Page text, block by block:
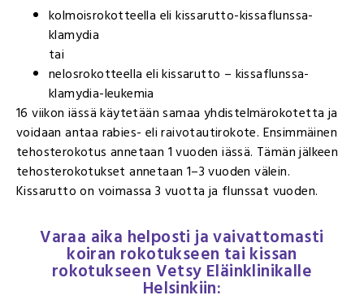
kolmoisrokotteella eli kissarutto-kissaflunssa-
klamydia
tai
nelosrokotteella eli kissarutto – kissaflunssa-
klamydia-leukemia
16 viikon iässä käytetään samaa yhdistelmärokotetta ja
voidaan antaa rabies- eli raivotautirokote. Ensimmäinen
tehosterokotus annetaan 1 vuoden iässä. Tämän jälkeen
tehosterokotukset annetaan 1–3 vuoden välein.
Kissarutto on voimassa 3 vuotta ja flunssat vuoden.
Varaa aika helposti ja vaivattomasti
koiran rokotukseen tai kissan
rokotukseen Vetsy Eläinklinikalle
Helsinkiin: